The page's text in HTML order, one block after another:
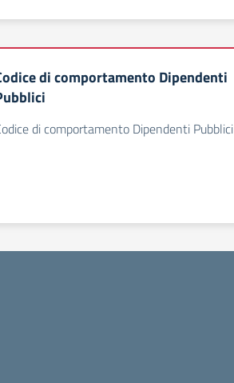
di comportamento Dipendenti
di comportamento Dipendenti Pubblici